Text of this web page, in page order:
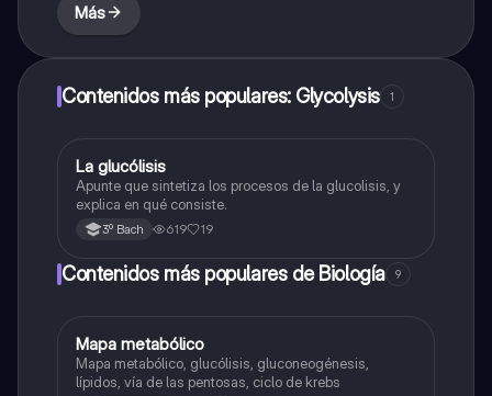
Más
Contenidos más populares: Glycolysis 1
Biología
La glucólisis
Apunte que sintetiza los procesos de la glucolisis, y
explica en qué consiste.
3º Bach 619 19
Contenidos más populares de Biología 9
Biología
Mapa metabólico
Mapa metabólico, glucólisis, gluconeogénesis,
lípidos, vía de las pentosas, ciclo de krebs